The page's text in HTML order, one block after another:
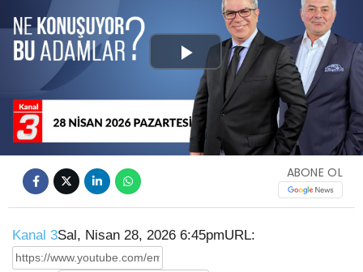
Play
Video
ABONE OL
Kanal 3Sal, Nisan 28, 2026 6:45pmURL: